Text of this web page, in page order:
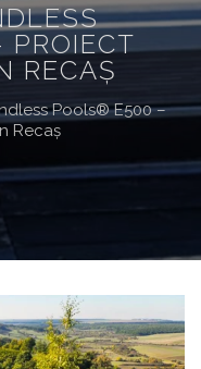
RECAȘ
Pools® E500 –
Recaș